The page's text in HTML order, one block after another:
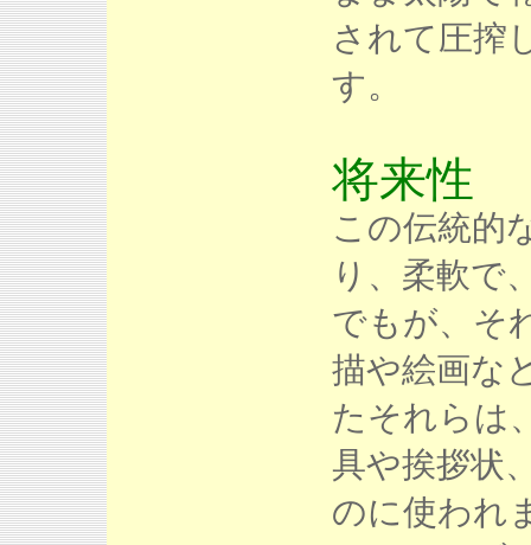
されて圧搾
す。
将来性
この伝統的
り、柔軟で
でもが、そ
描や絵画な
たそれらは
具や挨拶状
のに使われ